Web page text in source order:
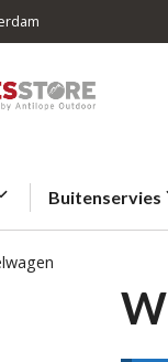
Buitenservies